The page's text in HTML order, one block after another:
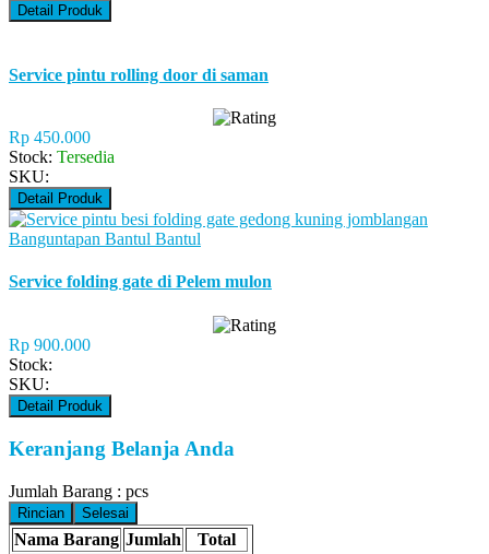
Detail Produk
Service pintu rolling door di saman
Rp 450.000
Stock: Tersedia
SKU:
Detail Produk
Service folding gate di Pelem mulon
Rp 900.000
Stock:
SKU:
Detail Produk
Keranjang Belanja Anda
Jumlah Barang : pcs
Rincian Selesai
Nama Barang Jumlah Total